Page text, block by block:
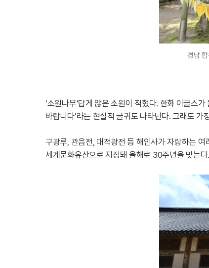
경남
‘소원나무’답게 많은 소원이 적혔다. 한화 이글스
바랍니다’라는 현실적 글귀도 나타난다. 그래도
구광루, 관음전, 대적광전 등 해인사가 자랑하는
세계문화유산으로 지정돼 올해로 30주년을 맞는다.